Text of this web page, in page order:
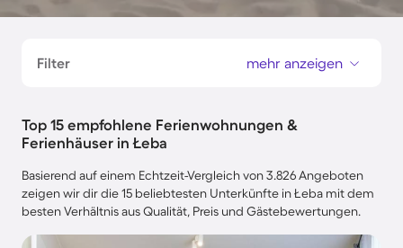
Filter mehr anzeigen
Top 15 empfohlene Ferienwohnungen &
Ferienhäuser in Łeba
Basierend auf einem Echtzeit-Vergleich von 3.826 Angeboten
zeigen wir dir die 15 beliebtesten Unterkünfte in Łeba mit dem
besten Verhältnis aus Qualität, Preis und Gästebewertungen.